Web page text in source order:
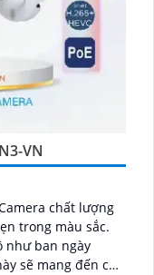
VN
chất lượng
trong màu sắc.
như ban ngày
sẽ mang đến cho